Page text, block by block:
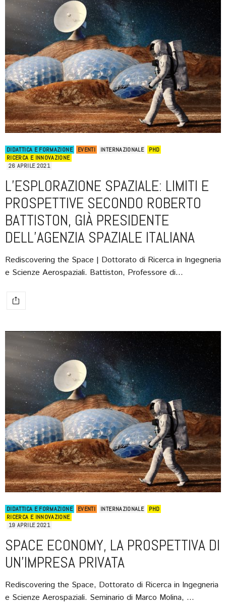
DIDATTICA E FORMAZIONE EVENTI INTERNAZIONALE
PHD
RICERCA E INNOVAZIONE
26 APRILE 2021
L’ESPLORAZIONE SPAZIALE: LIMITI E
PROSPETTIVE SECONDO ROBERTO
BATTISTON, GIÀ PRESIDENTE
DELL’AGENZIA SPAZIALE ITALIANA
Rediscovering the Space | Dottorato di Ricerca in Ingegneria
e Scienze Aerospaziali. Battiston, Professore di…
DIDATTICA E FORMAZIONE EVENTI INTERNAZIONALE
PHD
RICERCA E INNOVAZIONE
19 APRILE 2021
SPACE ECONOMY, LA PROSPETTIVA DI
UN’IMPRESA PRIVATA
Rediscovering the Space, Dottorato di Ricerca in Ingegneria
e Scienze Aerospaziali. Seminario di Marco Molina, …